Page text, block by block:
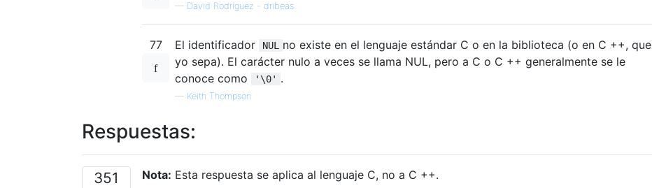
— David Rodríguez - dribeas
77 El identificador NUL
no existe en el lenguaje estándar C o en la biblioteca (o en C ++, que
yo sepa). El carácter nulo a veces se llama NUL, pero a C o C ++ generalmente se le
conoce como
'\0' .
— Keith Thompson
Respuestas:
351 Nota: Esta respuesta se aplica al lenguaje C, no a C ++.